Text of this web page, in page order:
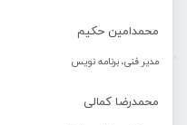
محمدامین حکیم
مدیر فنی، برنامه نویس
محمدرضا کمالی